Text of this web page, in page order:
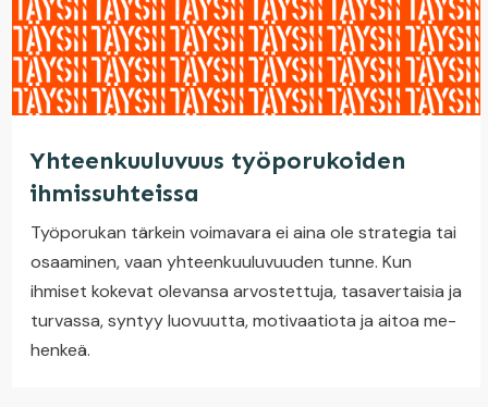
Yhteenkuuluvuus työporukoiden
ihmissuhteissa
Työporukan tärkein voimavara ei aina ole strategia tai
osaaminen, vaan yhteenkuuluvuuden tunne. Kun
ihmiset kokevat olevansa arvostettuja, tasavertaisia ja
turvassa, syntyy luovuutta, motivaatiota ja aitoa me-
henkeä.